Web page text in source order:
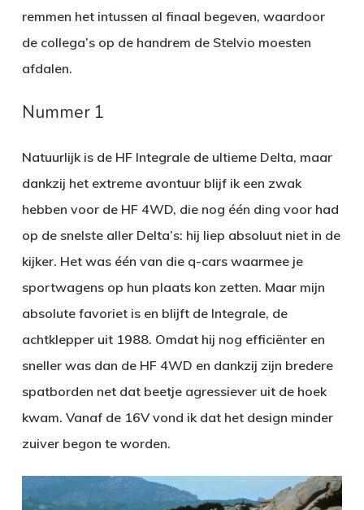
remmen het intussen al finaal begeven, waardoor
de collega’s op de handrem de Stelvio moesten
afdalen.
Nummer 1
Natuurlijk is de HF Integrale de ultieme Delta, maar
dankzij het extreme avontuur blijf ik een zwak
hebben voor de HF 4WD, die nog één ding voor had
op de snelste aller Delta’s: hij liep absoluut niet in de
kijker. Het was één van die q-cars waarmee je
sportwagens op hun plaats kon zetten. Maar mijn
absolute favoriet is en blijft de Integrale, de
achtklepper uit 1988. Omdat hij nog efficiënter en
sneller was dan de HF 4WD en dankzij zijn bredere
spatborden net dat beetje agressiever uit de hoek
kwam. Vanaf de 16V vond ik dat het design minder
zuiver begon te worden.